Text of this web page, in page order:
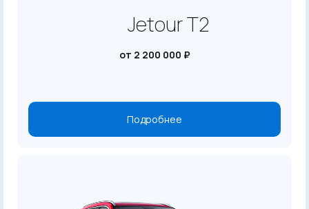
Jetour T2
от 2 200 000 ₽
Подробнее